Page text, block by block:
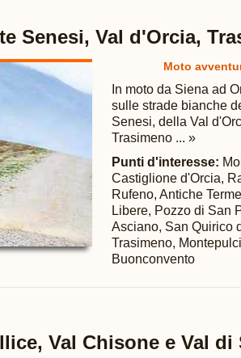
Senesi, Val d'Orcia,
Moto
In moto da Siena ad
sulle strade bianche
Senesi, della Val
Trasimeno ... »
Punti d'interesse:
Castiglione d'Orcia,
Rufeno, Antiche
Libere, Pozzo di San
Asciano, San Quirico
Trasimeno,
Buonconvento
Val Chisone e Val di